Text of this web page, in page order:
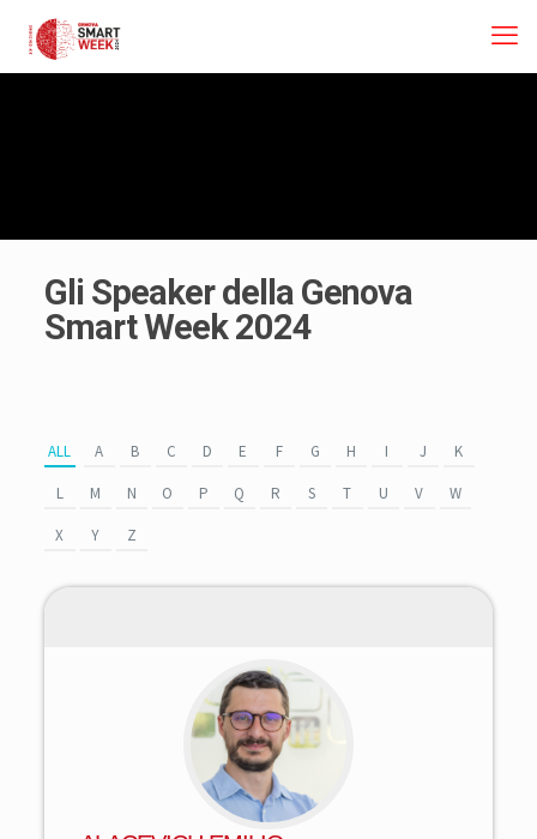
Gli Speaker della Genova
Smart Week 2024
ALL A B C D E F G H I J K
L M N O P Q R S T U V W
X Y Z